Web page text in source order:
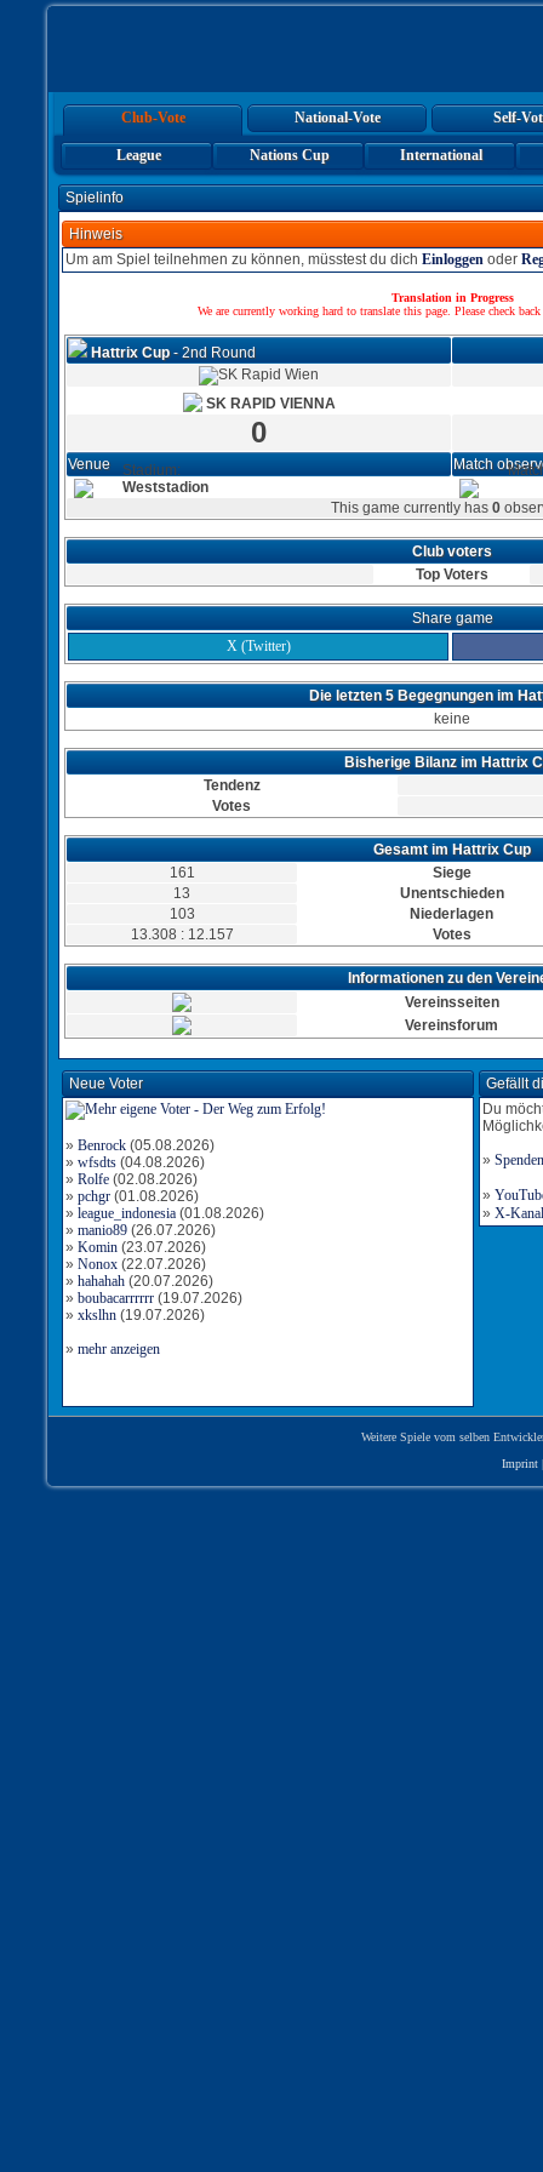
Club-Vote National-Vote Self-
League Nations Cup International
Spielinfo
Hinweis
Um am Spiel teilnehmen zu können, müsstest du dich Einloggen oder
Translation in Progress
We are currently working hard to translate this page. Please check
Hattrix Cup- 2nd Round
SK RAPID VIENNA
0
Venue Match
Stadium:
Weststadion
This game currently has 0
Club voters
Top Voters
Share game
X (Twitter)
Die letzten 5 Begegnungen im
keine
Bisherige Bilanz im Hattrix
Tendenz
Votes
Gesamt im Hattrix Cup
161
Siege
13
Unentschieden
103
Niederlagen
13.308 : 12.157
Votes
Informationen zu den
Vereinsseiten
Vereinsforum
Neue Voter
» Benrock (05.08.2026)
» wfsdts (04.08.2026)
» Rolfe (02.08.2026)
» pchgr (01.08.2026)
» league_indonesia (01.08.2026)
» manio89 (26.07.2026)
» Komin (23.07.2026)
» Nonox (22.07.2026)
» hahahah (20.07.2026)
» boubacarrrrrr (19.07.2026)
» xkslhn (19.07.2026)
» mehr anzeigen
Gefällt
Du
» Spenden
»
» X-
Weitere Spiele vom selben
Imprint